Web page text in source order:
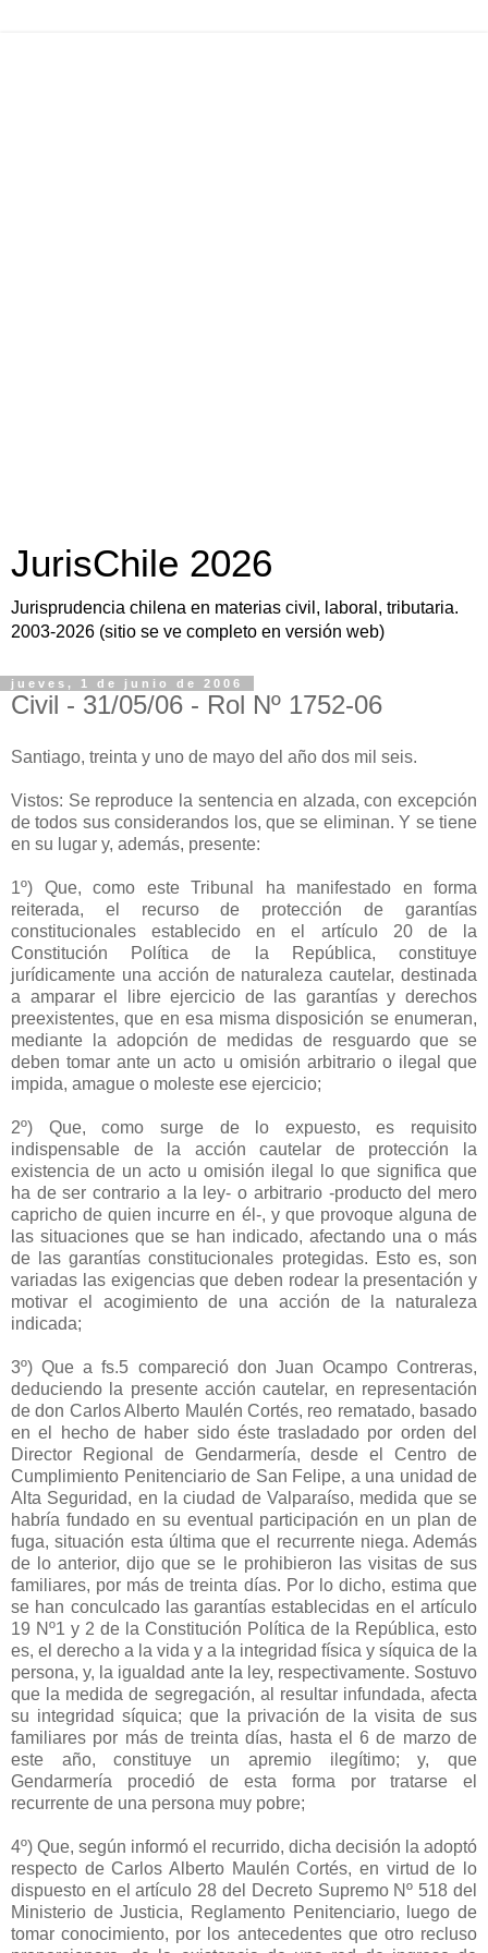
JurisChile 2026
Jurisprudencia chilena en materias civil, laboral, tributaria.
2003-2026 (sitio se ve completo en versión web)
jueves, 1 de junio de 2006
Civil - 31/05/06 - Rol Nº 1752-06
Santiago, treinta y uno de mayo del año dos mil seis.
Vistos: Se reproduce la sentencia en alzada, con excepción
de todos sus considerandos los, que se eliminan. Y se tiene
en su lugar y, además, presente:
1º) Que, como este Tribunal ha manifestado en forma
reiterada, el recurso de protección de garantías
constitucionales establecido en el artículo 20 de la
Constitución Política de la República, constituye
jurídicamente una acción de naturaleza cautelar, destinada
a amparar el libre ejercicio de las garantías y derechos
preexistentes, que en esa misma disposición se enumeran,
mediante la adopción de medidas de resguardo que se
deben tomar ante un acto u omisión arbitrario o ilegal que
impida, amague o moleste ese ejercicio;
2º) Que, como surge de lo expuesto, es requisito
indispensable de la acción cautelar de protección la
existencia de un acto u omisión ilegal lo que significa que
ha de ser contrario a la ley- o arbitrario -producto del mero
capricho de quien incurre en él-, y que provoque alguna de
las situaciones que se han indicado, afectando una o más
de las garantías constitucionales protegidas. Esto es, son
variadas las exigencias que deben rodear la presentación y
motivar el acogimiento de una acción de la naturaleza
indicada;
3º) Que a fs.5 compareció don Juan Ocampo Contreras,
deduciendo la presente acción cautelar, en representación
de don Carlos Alberto Maulén Cortés, reo rematado, basado
en el hecho de haber sido éste trasladado por orden del
Director Regional de Gendarmería, desde el Centro de
Cumplimiento Penitenciario de San Felipe, a una unidad de
Alta Seguridad, en la ciudad de Valparaíso, medida que se
habría fundado en su eventual participación en un plan de
fuga, situación esta última que el recurrente niega. Además
de lo anterior, dijo que se le prohibieron las visitas de sus
familiares, por más de treinta días. Por lo dicho, estima que
se han conculcado las garantías establecidas en el artículo
19 Nº1 y 2 de la Constitución Política de la República, esto
es, el derecho a la vida y a la integridad física y síquica de la
persona, y, la igualdad ante la ley, respectivamente. Sostuvo
que la medida de segregación, al resultar infundada, afecta
su integridad síquica; que la privación de la visita de sus
familiares por más de treinta días, hasta el 6 de marzo de
este año, constituye un apremio ilegítimo; y, que
Gendarmería procedió de esta forma por tratarse el
recurrente de una persona muy pobre;
4º) Que, según informó el recurrido, dicha decisión la adoptó
respecto de Carlos Alberto Maulén Cortés, en virtud de lo
dispuesto en el artículo 28 del Decreto Supremo Nº 518 del
Ministerio de Justicia, Reglamento Penitenciario, luego de
tomar conocimiento, por los antecedentes que otro recluso